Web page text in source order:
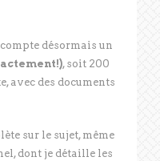
compte désormais un
, soit 200
avec des documents
sur le sujet, même
dont je détaille les